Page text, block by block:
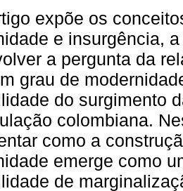
expõe os
e insurgência,
a pergunta da
grau de
do surgimento
colombiana.
como a
emerge como
de